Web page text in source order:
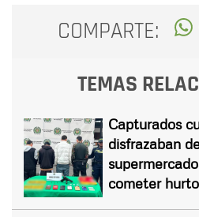
COMPARTE:
TEMAS
Capturados
disfrazaban
cometer